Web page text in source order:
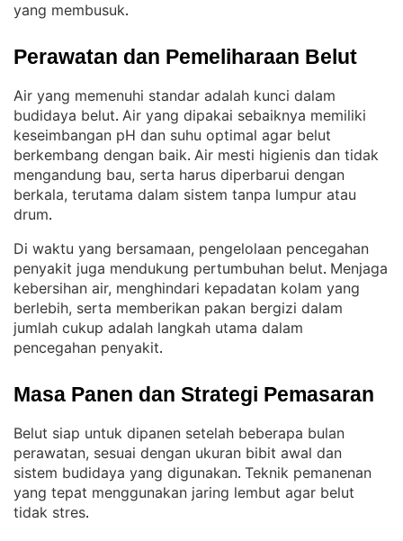
yang membusuk.
Perawatan dan Pemeliharaan Belut
Air yang memenuhi standar adalah kunci dalam
budidaya belut. Air yang dipakai sebaiknya memiliki
keseimbangan pH dan suhu optimal agar belut
berkembang dengan baik. Air mesti higienis dan tidak
mengandung bau, serta harus diperbarui dengan
berkala, terutama dalam sistem tanpa lumpur atau
drum.
Di waktu yang bersamaan, pengelolaan pencegahan
penyakit juga mendukung pertumbuhan belut. Menjaga
kebersihan air, menghindari kepadatan kolam yang
berlebih, serta memberikan pakan bergizi dalam
jumlah cukup adalah langkah utama dalam
pencegahan penyakit.
Masa Panen dan Strategi Pemasaran
Belut siap untuk dipanen setelah beberapa bulan
perawatan, sesuai dengan ukuran bibit awal dan
sistem budidaya yang digunakan. Teknik pemanenan
yang tepat menggunakan jaring lembut agar belut
tidak stres.